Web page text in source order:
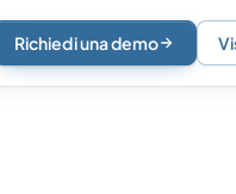
Richiedi una demo